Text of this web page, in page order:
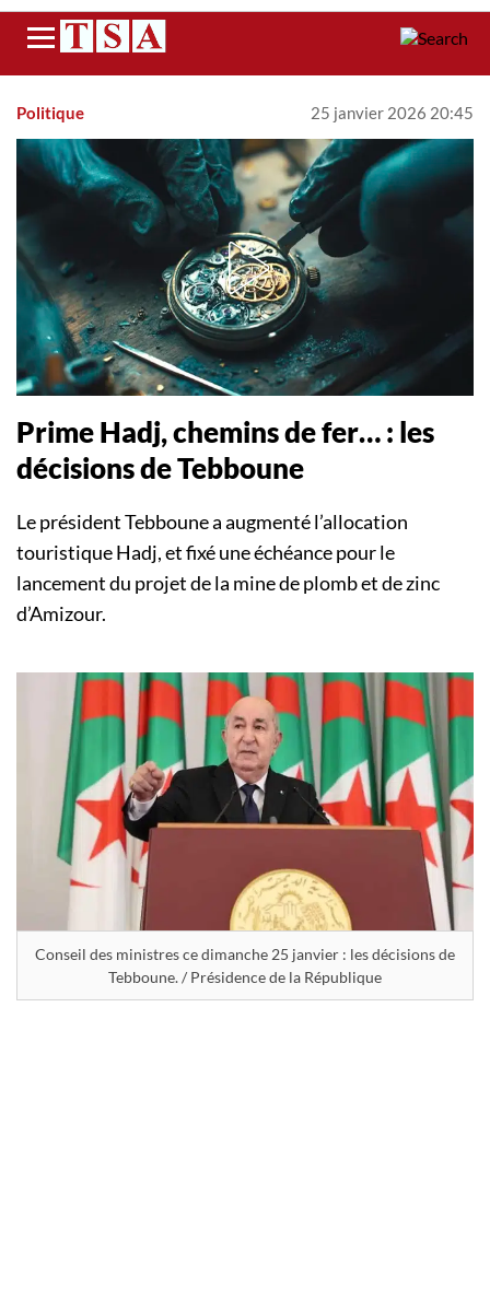
Menu
Politique 25 janvier 2026 20:45
Prime Hadj, chemins de fer… : les
décisions de Tebboune
Le président Tebboune a augmenté l’allocation
touristique Hadj, et fixé une échéance pour le
lancement du projet de la mine de plomb et de zinc
d’Amizour.
Conseil des ministres ce dimanche 25 janvier : les décisions de
Tebboune. / Présidence de la République